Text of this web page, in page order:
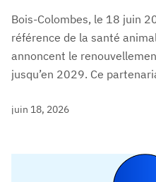
Bois-Colombes, le 18 juin
référence de la santé
annoncent le
jusqu’en 2029. Ce
juin 18, 2026